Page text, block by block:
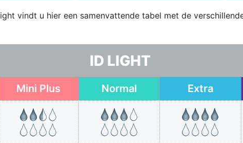
vindt u hier een samenvattende tabel met de
ID LIGHT
Mini Plus Normal Extra